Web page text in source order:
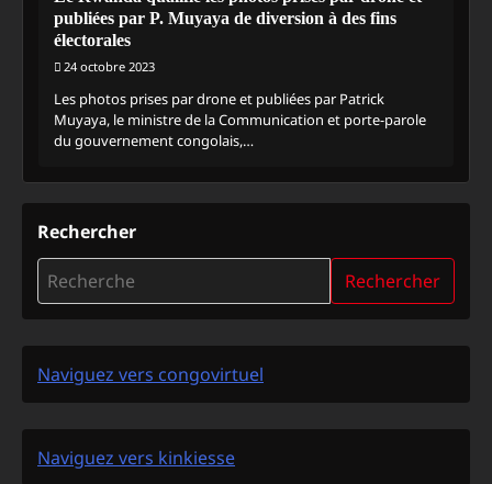
publiées par P. Muyaya de diversion à des fins
électorales
24 octobre 2023
Les photos prises par drone et publiées par Patrick
Muyaya, le ministre de la Communication et porte-parole
du gouvernement congolais,…
Rechercher
Rechercher
Naviguez vers congovirtuel
Naviguez vers kinkiesse